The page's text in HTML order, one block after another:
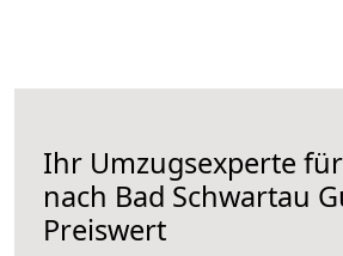
Ihr Umzugsexperte
nach Bad Schwartau
Preiswert